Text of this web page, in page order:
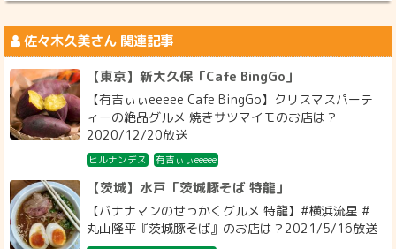
佐々木久美さん 関連記事
【東京】新大久保「Cafe BingGo」
【有吉ぃぃeeeee Cafe BingGo】クリスマスパーテ
ィーの絶品グルメ 焼きサツマイモのお店は？
2020/12/20放送
ヒルナンデス 有吉ぃぃeeeee
【茨城】水戸「茨城豚そば 特龍」
【バナナマンのせっかくグルメ 特龍】#横浜流星 #
丸山隆平『茨城豚そば』のお店は？2021/5/16放送